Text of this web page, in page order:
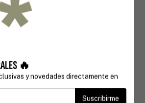
🔥
y novedades directamente en
Suscribirme